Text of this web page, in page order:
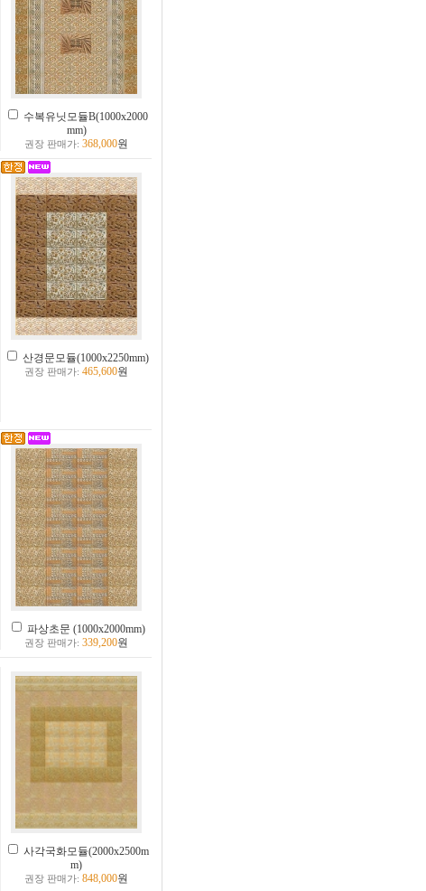
수복유닛모듈B(1000x2000
mm)
권장 판매가:368,000원
산경문모듈(1000x2250mm)
권장 판매가:465,600원
파상초문 (1000x2000mm)
권장 판매가:339,200원
사각국화모듈(2000x2500m
m)
권장 판매가:848,000원